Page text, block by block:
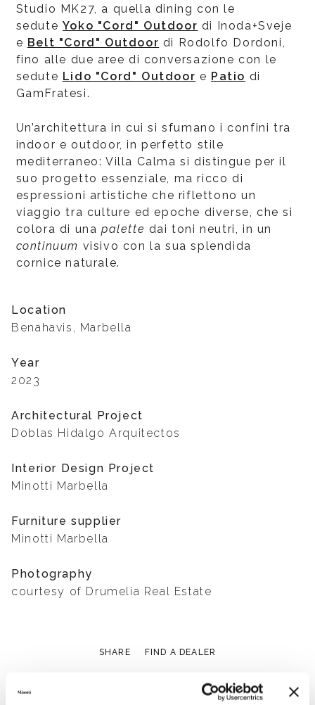
Studio MK27, a quella dining con le
sedute Yoko "Cord" Outdoor di Inoda+Sveje
e Belt "Cord" Outdoor di Rodolfo Dordoni,
fino alle due aree di conversazione con le
sedute Lido "Cord" Outdoor e Patio di
GamFratesi.
Un’architettura in cui si sfumano i confini tra
indoor e outdoor, in perfetto stile
mediterraneo: Villa Calma si distingue per il
suo progetto essenziale, ma ricco di
espressioni artistiche che riflettono un
viaggio tra culture ed epoche diverse, che si
colora di una palette dai toni neutri, in un
continuum visivo con la sua splendida
cornice naturale.
Location
Benahavis, Marbella
Year
2023
Architectural Project
Doblas Hidalgo Arquitectos
Interior Design Project
Minotti Marbella
Furniture supplier
Minotti Marbella
Photography
courtesy of Drumelia Real Estate
SHARE FIND A DEALER